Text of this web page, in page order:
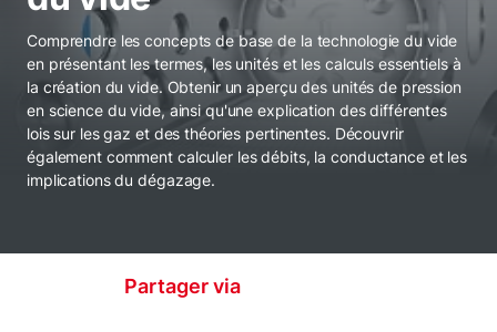
Comprendre les concepts de base de la technologie du vide
en présentant les termes, les unités et les calculs essentiels à
la création du vide. Obtenir un aperçu des unités de pression
en science du vide, ainsi qu'une explication des différentes
lois sur les gaz et des théories pertinentes. Découvrir
également comment calculer les débits, la conductance et les
implications du dégazage.
Partager via